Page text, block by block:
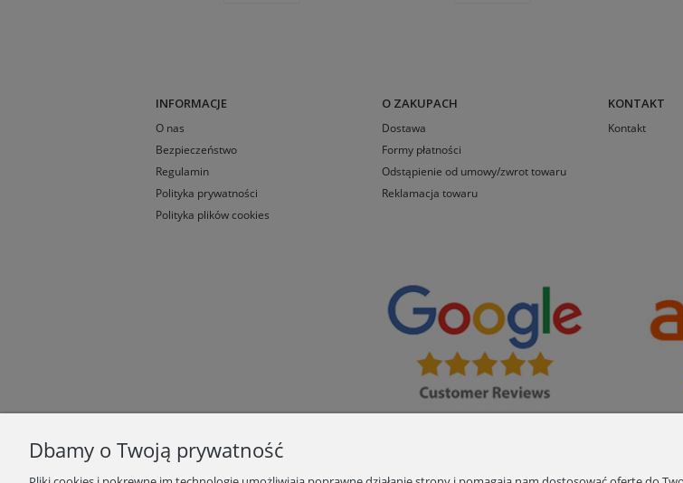
INFORMACJE
O nas
Bezpieczeństwo
Regulamin
Polityka prywatności
Polityka plików cookies
O ZAKUPACH
Dostawa
Formy płatności
Odstąpienie od umowy/zwrot towaru
Reklamacja towaru
KONTAKT
Kontakt
Dbamy o Twoją prywatność